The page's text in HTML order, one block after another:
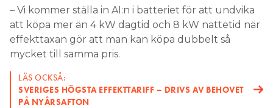
– Vi kommer ställa in AI:n i batteriet för att undvika
att köpa mer än 4 kW dagtid och 8 kW nattetid när
effekttaxan gör att man kan köpa dubbelt så
mycket till samma pris.
LÄS OCKSÅ:
SVERIGES HÖGSTA EFFEKTTARIFF – DRIVS AV BEHOVET
PÅ NYÅRSAFTON